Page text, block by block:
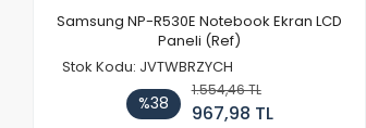
Samsung NP-R530E Notebook Ekran LCD
Paneli (Ref)
Stok Kodu: JVTWBRZYCH
%38
1.554,46 TL
967,98 TL